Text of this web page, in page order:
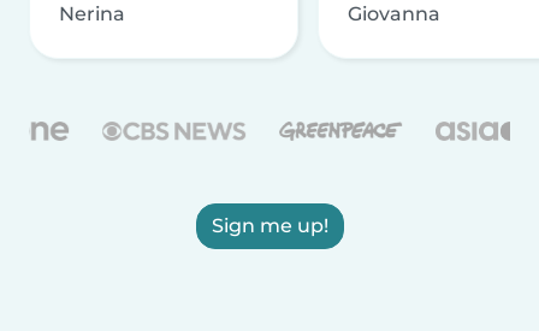
Nerina Giovanna
Sign me up!